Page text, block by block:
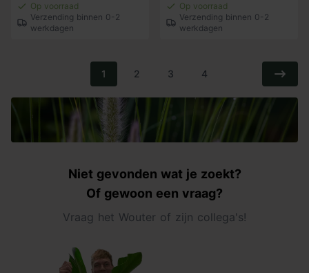
Op voorraad
Verzending binnen 0-2
werkdagen
Op voorraad
Verzending binnen 0-2
werkdagen
1 2 3 4
Niet gevonden wat je zoekt?
Of gewoon een vraag?
Vraag het Wouter of zijn collega's!